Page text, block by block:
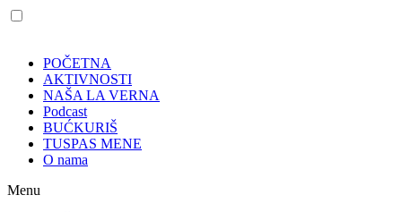
POČETNA
AKTIVNOSTI
NAŠA LA VERNA
Podcast
BUĆKURIŠ
TUSPAS MENE
O nama
Menu